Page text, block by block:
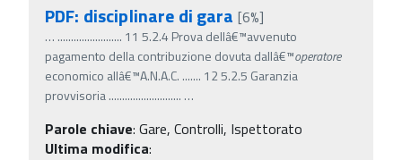
PDF: disciplinare di gara [6%]
… ........................ 11 5.2.4 Prova dellâ€™avvenuto
pagamento della contribuzione dovuta dallâ€™operatore
economico allâ€™A.N.A.C. ....... 12 5.2.5 Garanzia
provvisoria ........................... …
Parole chiave: Gare, Controlli, Ispettorato
Ultima modifica: